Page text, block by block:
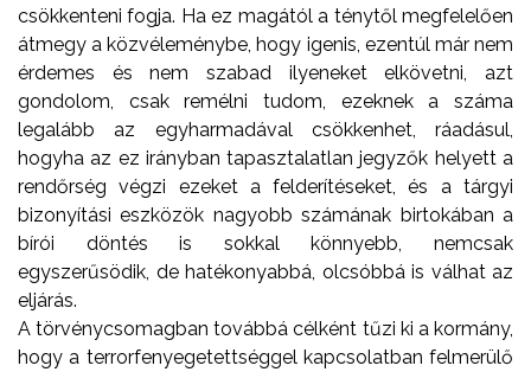
csökkenteni fogja. Ha ez magától a ténytől megfelelően
átmegy a közvéleménybe, hogy igenis, ezentúl már nem
érdemes és nem szabad ilyeneket elkövetni, azt
gondolom, csak remélni tudom, ezeknek a száma
legalább az egyharmadával csökkenhet, ráadásul,
hogyha az ez irányban tapasztalatlan jegyzők helyett a
rendőrség végzi ezeket a felderítéseket, és a tárgyi
bizonyítási eszközök nagyobb számának birtokában a
bírói döntés is sokkal könnyebb, nemcsak
egyszerűsödik, de hatékonyabbá, olcsóbbá is válhat az
eljárás.
A törvénycsomagban továbbá célként tűzi ki a kormány,
hogy a terrorfenyegetettséggel kapcsolatban felmerülő